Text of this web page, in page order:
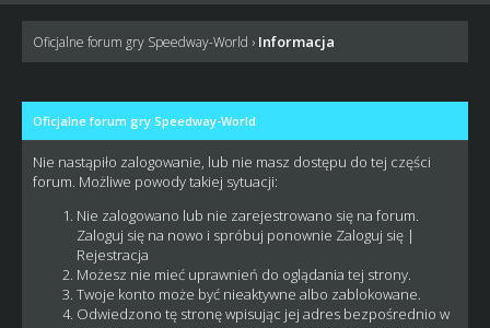
Oficjalne forum gry Speedway-World › Informacja
Oficjalne forum gry Speedway-World
Nie nastąpiło zalogowanie, lub nie masz dostępu do tej części
forum. Możliwe powody takiej sytuacji:
Nie zalogowano lub nie zarejestrowano się na forum.
Zaloguj się na nowo i spróbuj ponownie Zaloguj się|
Rejestracja
Możesz nie mieć uprawnień do oglądania tej strony.
Twoje konto może być nieaktywne albo zablokowane.
Odwiedzono tę stronę wpisując jej adres bezpośrednio w